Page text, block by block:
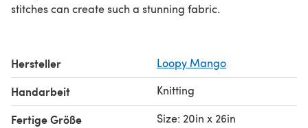
stitches can create such a stunning fabric.
Hersteller Loopy Mango
Handarbeit Knitting
Fertige Größe Size: 20in x 26in